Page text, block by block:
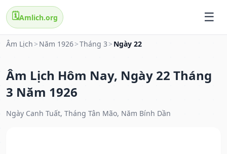
🗓️Amlich.org
Âm Lịch > Năm 1926>Tháng 3 > Ngày 22
Âm Lịch Hôm Nay, Ngày 22 Tháng
3 Năm 1926
Ngày Canh Tuất, Tháng Tân Mão, Năm Bính Dần